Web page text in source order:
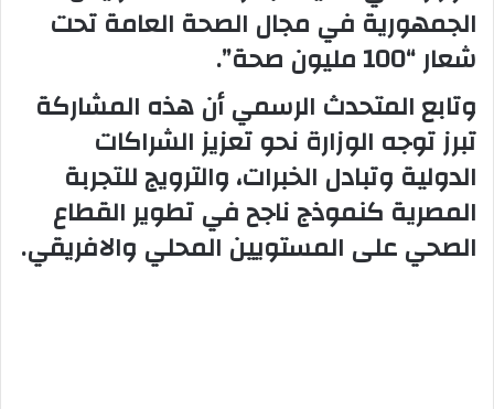
الجمهورية في مجال الصحة العامة تحت
شعار “100 مليون صحة”.
وتابع المتحدث الرسمي أن هذه المشاركة
تبرز توجه الوزارة نحو تعزيز الشراكات
الدولية وتبادل الخبرات، والترويج للتجربة
المصرية كنموذج ناجح في تطوير القطاع
الصحي على المستويين المحلي والافريقي.